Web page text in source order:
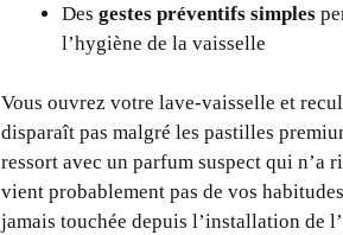
Des gestes préventifs simples
l’hygiène de la vaisselle
Vous ouvrez votre lave-vaisselle et
disparaît pas malgré les pastilles
ressort avec un parfum suspect qui n’a
vient probablement pas de vos
jamais touchée depuis l’installation de